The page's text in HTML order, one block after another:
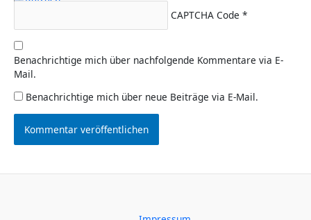
CAPTCHA Code *
Benachrichtige mich über nachfolgende Kommentare via E-
Mail.
Benachrichtige mich über neue Beiträge via E-Mail.